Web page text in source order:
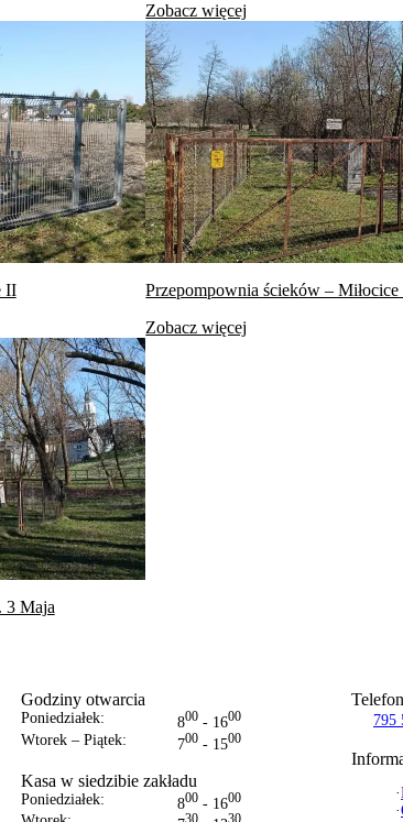
Zobacz więcej
II
Przepompownia ścieków – Miłocice
Zobacz więcej
3 Maja
Godziny otwarcia
Poniedziałek: 800 - 1600
Wtorek – Piątek: 700 - 1500
Kasa w siedzibie zakładu
Poniedziałek: 800 - 1600
795
·
·